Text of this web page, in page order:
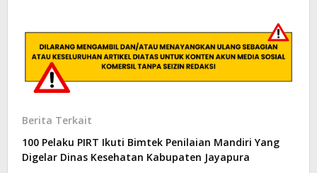
Berita Terkait
100 Pelaku PIRT Ikuti Bimtek Penilaian Mandiri Yang
Digelar Dinas Kesehatan Kabupaten Jayapura